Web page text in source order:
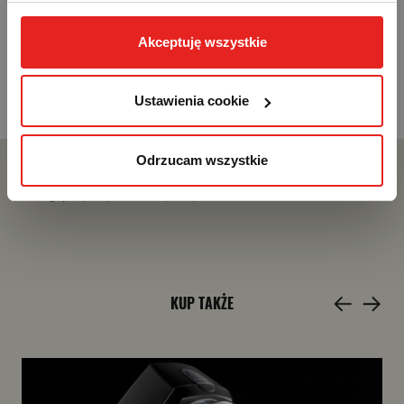
działań marketingowych. Możesz też zarządzać nimi
samodzielnie poprzez wybranie opcji „Ustawienia
prywatności. W związku z korzystaniem z cookies w
celu personalizacji reklam i dokonywania pomiarów
skuteczności kampanii marketingowych, dane mogą być
Akceptuję wszystkie
Ustawienia cookie
Odrzucam wszystkie
Wymiary produktu 24,9 x 23,8 x 1,7 cm
Waga 0,13 kg
KUP TAKŻE